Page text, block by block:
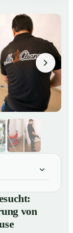
bei Ihnen
von